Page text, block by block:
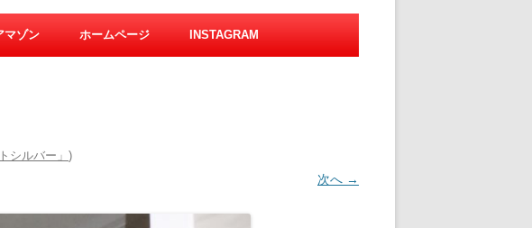
マゾン ホームページ INSTAGRAM
シルバー」 )
次へ →